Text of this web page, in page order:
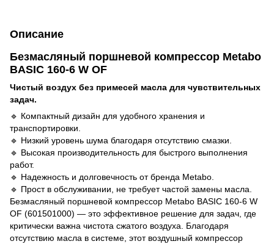
Описание
Безмасляный поршневой компрессор Metabo
BASIC 160-6 W OF
Чистый воздух без примесей масла для чувствительных
задач.
🔹 Компактный дизайн для удобного хранения и
транспортировки.
🔹 Низкий уровень шума благодаря отсутствию смазки.
🔹 Высокая производительность для быстрого выполнения
работ.
🔹 Надежность и долговечность от бренда Metabo.
🔹 Прост в обслуживании, не требует частой замены масла.
Безмасляный поршневой компрессор Metabo BASIC 160-6 W
OF (601501000) — это эффективное решение для задач, где
критически важна чистота сжатого воздуха. Благодаря
отсутствию масла в системе, этот воздушный компрессор